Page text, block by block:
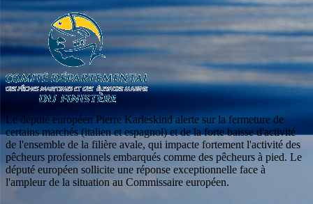
Le député européen Pierre Karleskind alerte sur la fermeture de
certains marchés (italien et espagnol) et de la forte baisse d'activité
de l'ensemble de la filière avale, qui impacte fortement l'activité des
pêcheurs professionnels embarqués comme des pêcheurs à pied. Le
député européen sollicite une réponse exceptionnelle face à
l'ampleur de la situation au Commissaire européen.